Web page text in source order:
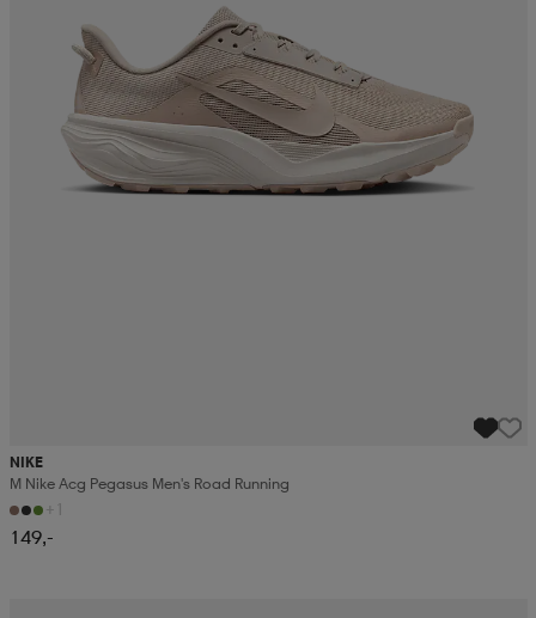
NIKE
M Nike Acg Pegasus Men's Road Running
+1
149,-